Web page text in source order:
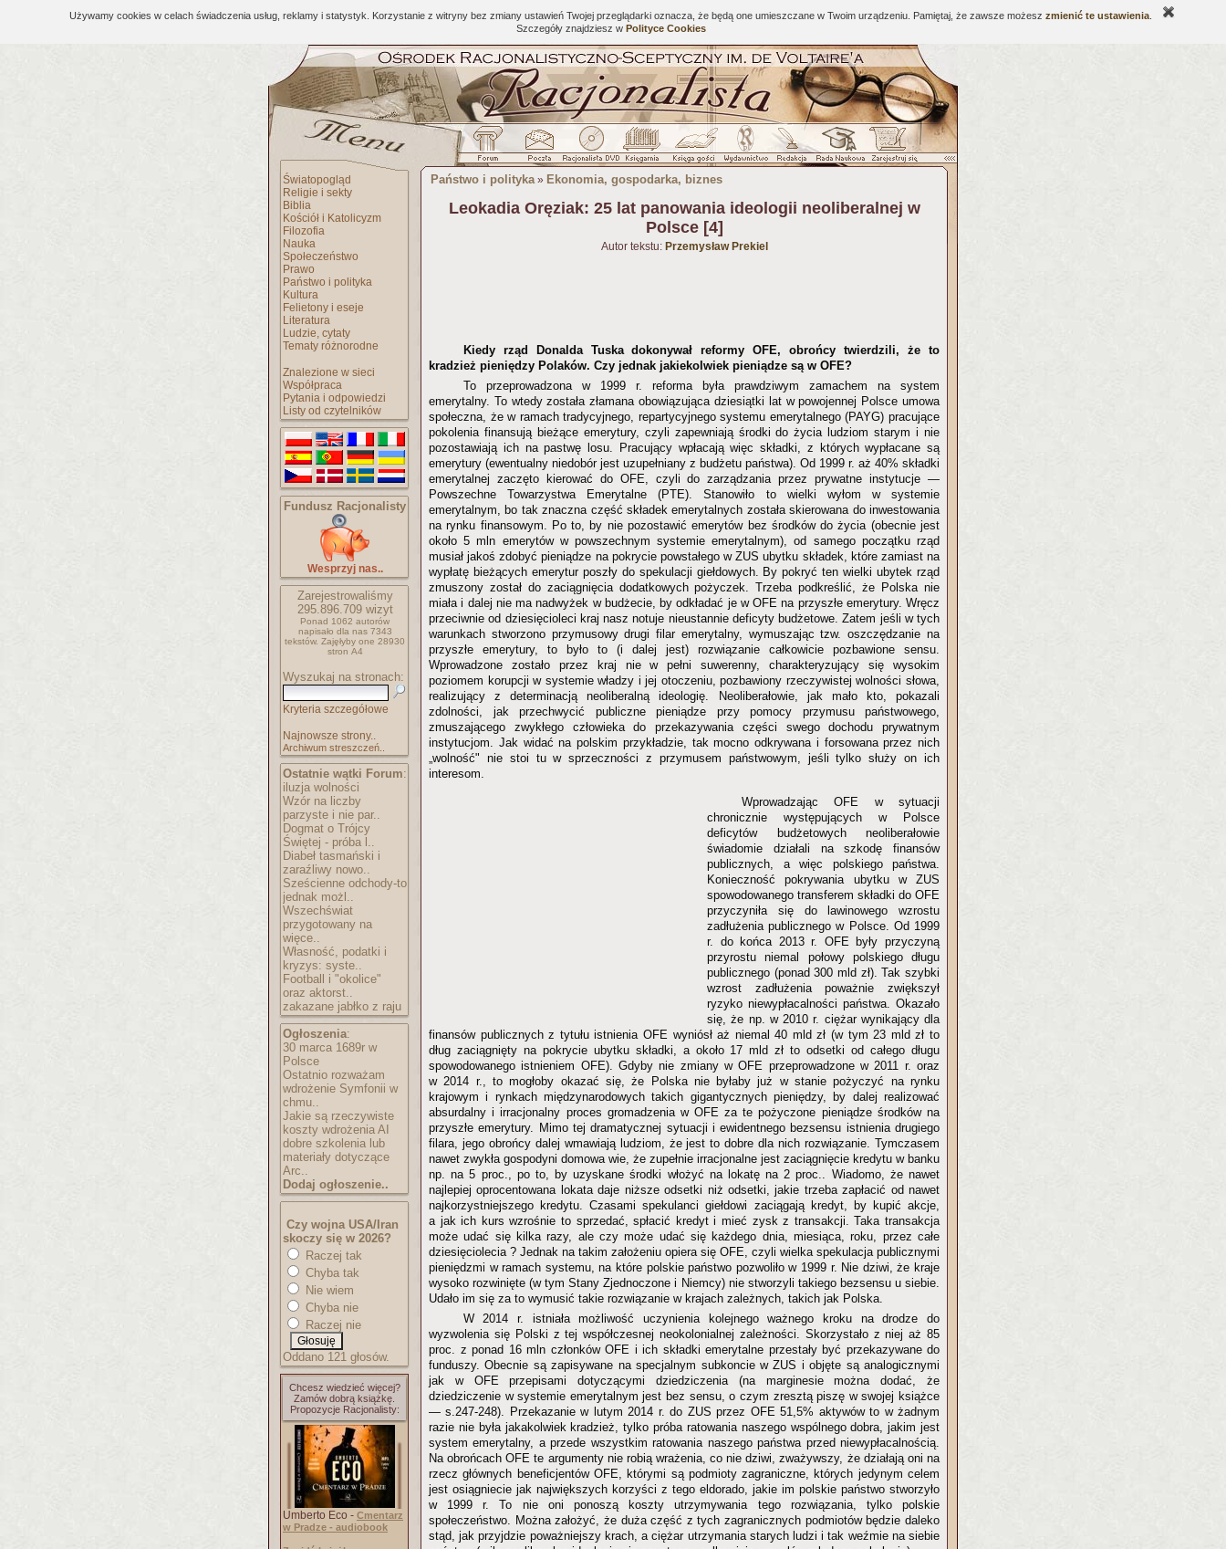
Używamy cookies w celach świadczenia usług, reklamy i statystyk. Korzystanie z witryny bez zmiany ustawień Twojej przeglądarki oznacza, że będą one umieszczane w Twoim urządzeniu. Pamiętaj, że zawsze możesz zmienić te ustawienia
Szczegóły znajdziesz w Polityce Cookies
Światopogląd
Religie i sekty
Biblia
Kościół i Katolicyzm
Filozofia
Nauka
Społeczeństwo
Prawo
Państwo i polityka
Kultura
Felietony i eseje
Literatura
Ludzie, cytaty
Tematy różnorodne
Znalezione w sieci
Współpraca
Pytania i odpowiedzi
Listy od czytelników
Fundusz Racjonalisty
Wesprzyj nas..
Zarejestrowaliśmy
295.896.709wizyt
Ponad 1062 autorów
napisało dla nas 7343
tekstów. Zajęłyby one 28930
stron A4
Wyszukaj na stronach:
Kryteria szczegółowe
Najnowsze strony..
Archiwum streszczeń..
Ostatnie wątki Forum:
iluzja wolności
Wzór na liczby
parzyste i nie par..
Dogmat o Trójcy
Świętej - próba l..
Diabeł tasmański i
zaraźliwy nowo..
Sześcienne odchody-to
jednak możl..
Wszechświat
przygotowany na
więce..
Własność, podatki i
kryzys: syste..
Football i "okolice"
oraz aktorst..
zakazane jabłko z raju
Ogłoszenia:
30 marca 1689r w
Polsce
Ostatnio rozważam
wdrożenie Symfonii w
chmu..
Jakie są rzeczywiste
koszty wdrożenia AI
dobre szkolenia lub
materiały dotyczące
Arc..
Dodaj ogłoszenie..
Czy wojna USA/Iran
skoczy się w 2026?
Raczej tak
Chyba tak
Nie wiem
Chyba nie
Raczej nie
Oddano 121 głosów.
Chcesz wiedzieć więcej?
Zamów dobrą książkę.
Propozycje Racjonalisty:
Umberto Eco - Cmentarz
w Pradze - audiobook
Państwo i polityka» Ekonomia, gospodarka, biznes
Leokadia Oręziak: 25 lat panowania ideologii neoliberalnej w
Polsce [4]
Autor tekstu: Przemysław Prekiel
Kiedy rząd Donalda Tuska dokonywał reformy OFE, obrońcy twierdzili, że to
kradzież pieniędzy Polaków. Czy jednak jakiekolwiek pieniądze są w OFE?
To przeprowadzona w 1999 r. reforma była prawdziwym zamachem na system
emerytalny. To wtedy została złamana obowiązująca dziesiątki lat w powojennej Polsce umowa
społeczna, że w ramach tradycyjnego, repartycyjnego systemu emerytalnego (PAYG) pracujące
pokolenia finansują bieżące emerytury, czyli zapewniają środki do życia ludziom starym i nie
pozostawiają ich na pastwę losu. Pracujący wpłacają więc składki, z których wypłacane są
emerytury (ewentualny niedobór jest uzupełniany z budżetu państwa). Od 1999 r. aż 40% składki
emerytalnej zaczęto kierować do OFE, czyli do zarządzania przez prywatne instytucje —
Powszechne Towarzystwa Emerytalne (PTE). Stanowiło to wielki wyłom w systemie
emerytalnym, bo tak znaczna część składek emerytalnych została skierowana do inwestowania
na rynku finansowym. Po to, by nie pozostawić emerytów bez środków do życia (obecnie jest
około 5 mln emerytów w powszechnym systemie emerytalnym), od samego początku rząd
musiał jakoś zdobyć pieniądze na pokrycie powstałego w ZUS ubytku składek, które zamiast na
wypłatę bieżących emerytur poszły do spekulacji giełdowych. By pokryć ten wielki ubytek rząd
zmuszony został do zaciągnięcia dodatkowych pożyczek. Trzeba podkreślić, że Polska nie
miała i dalej nie ma nadwyżek w budżecie, by odkładać je w OFE na przyszłe emerytury. Wręcz
przeciwnie od dziesięcioleci kraj nasz notuje nieustannie deficyty budżetowe. Zatem jeśli w tych
warunkach stworzono przymusowy drugi filar emerytalny, wymuszając tzw. oszczędzanie na
przyszłe emerytury, to było to (i dalej jest) rozwiązanie całkowicie pozbawione sensu.
Wprowadzone zostało przez kraj nie w pełni suwerenny, charakteryzujący się wysokim
poziomem korupcji w systemie władzy i jej otoczeniu, pozbawiony rzeczywistej wolności słowa,
realizujący z determinacją neoliberalną ideologię. Neoliberałowie, jak mało kto, pokazali
zdolności, jak przechwycić publiczne pieniądze przy pomocy przymusu państwowego,
zmuszającego zwykłego człowieka do przekazywania części swego dochodu prywatnym
instytucjom. Jak widać na polskim przykładzie, tak mocno odkrywana i forsowana przez nich
„wolność" nie stoi tu w sprzeczności z przymusem państwowym, jeśli tylko służy on ich
interesom.
Wprowadzając OFE w sytuacji
chronicznie występujących w Polsce
deficytów budżetowych neoliberałowie
świadomie działali na szkodę finansów
publicznych, a więc polskiego państwa.
Konieczność pokrywania ubytku w ZUS
spowodowanego transferem składki do OFE
przyczyniła się do lawinowego wzrostu
zadłużenia publicznego w Polsce. Od 1999
r. do końca 2013 r. OFE były przyczyną
przyrostu niemal połowy polskiego długu
publicznego (ponad 300 mld zł). Tak szybki
wzrost zadłużenia poważnie zwiększył
ryzyko niewypłacalności państwa. Okazało
się, że np. w 2010 r. ciężar wynikający dla
finansów publicznych z tytułu istnienia OFE wyniósł aż niemal 40 mld zł (w tym 23 mld zł to
dług zaciągnięty na pokrycie ubytku składki, a około 17 mld zł to odsetki od całego długu
spowodowanego istnieniem OFE). Gdyby nie zmiany w OFE przeprowadzone w 2011 r. oraz
w 2014 r., to mogłoby okazać się, że Polska nie byłaby już w stanie pożyczyć na rynku
krajowym i rynkach międzynarodowych takich gigantycznych pieniędzy, by dalej realizować
absurdalny i irracjonalny proces gromadzenia w OFE za te pożyczone pieniądze środków na
przyszłe emerytury. Mimo tej dramatycznej sytuacji i ewidentnego bezsensu istnienia drugiego
filara, jego obrońcy dalej wmawiają ludziom, że jest to dobre dla nich rozwiązanie. Tymczasem
nawet zwykła gospodyni domowa wie, że zupełnie irracjonalne jest zaciągnięcie kredytu w banku
np. na 5 proc., po to, by uzyskane środki włożyć na lokatę na 2 proc.. Wiadomo, że nawet
najlepiej oprocentowana lokata daje niższe odsetki niż odsetki, jakie trzeba zapłacić od nawet
najkorzystniejszego kredytu. Czasami spekulanci giełdowi zaciągają kredyt, by kupić akcje,
a jak ich kurs wzrośnie to sprzedać, spłacić kredyt i mieć zysk z transakcji. Taka transakcja
może udać się kilka razy, ale czy może udać się każdego dnia, miesiąca, roku, przez całe
dziesięciolecia ? Jednak na takim założeniu opiera się OFE, czyli wielka spekulacja publicznymi
pieniędzmi w ramach systemu, na które polskie państwo pozwoliło w 1999 r. Nie dziwi, że kraje
wysoko rozwinięte (w tym Stany Zjednoczone i Niemcy) nie stworzyli takiego bezsensu u siebie.
Udało im się za to wymusić takie rozwiązanie w krajach zależnych, takich jak Polska.
W 2014 r. istniała możliwość uczynienia kolejnego ważnego kroku na drodze do
wyzwolenia się Polski z tej współczesnej neokolonialnej zależności. Skorzystało z niej aż 85
proc. z ponad 16 mln członków OFE i ich składki emerytalne przestały być przekazywane do
funduszy. Obecnie są zapisywane na specjalnym subkoncie w ZUS i objęte są analogicznymi
jak w OFE przepisami dotyczącymi dziedziczenia (na marginesie można dodać, że
dziedziczenie w systemie emerytalnym jest bez sensu, o czym zresztą piszę w swojej książce
— s.247-248). Przekazanie w lutym 2014 r. do ZUS przez OFE 51,5% aktywów to w żadnym
razie nie była jakakolwiek kradzież, tylko próba ratowania naszego wspólnego dobra, jakim jest
system emerytalny, a przede wszystkim ratowania naszego państwa przed niewypłacalnością.
Na obrońcach OFE te argumenty nie robią wrażenia, co nie dziwi, zważywszy, że działają oni na
rzecz głównych beneficjentów OFE, którymi są podmioty zagraniczne, których jedynym celem
jest osiągniecie jak największych korzyści z tego eldorado, jakie im polskie państwo stworzyło
w 1999 r. To nie oni ponoszą koszty utrzymywania tego rozwiązania, tylko polskie
społeczeństwo. Można założyć, że duża część z tych zagranicznych podmiotów będzie daleko
stąd, jak przyjdzie poważniejszy krach, a ciężar utrzymania starych ludzi i tak weźmie na siebie